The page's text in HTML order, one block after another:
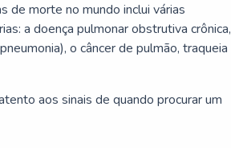
de morte no mundo inclui várias
a doença pulmonar obstrutiva crônica,
o câncer de pulmão, traqueia
aos sinais de quando procurar um